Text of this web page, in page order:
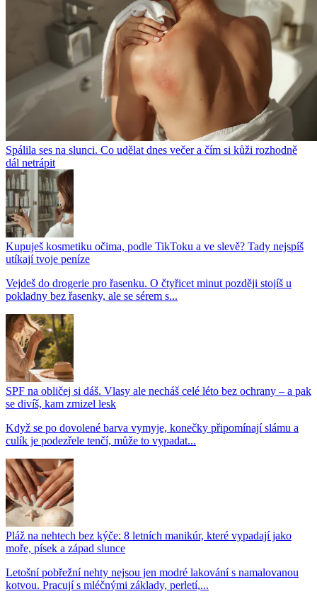
Spálila ses na slunci. Co udělat dnes večer a čím si kůži rozhodně
dál netrápit
Kupuješ kosmetiku očima, podle TikToku a ve slevě? Tady nejspíš
utíkají tvoje peníze
Vejdeš do drogerie pro řasenku. O čtyřicet minut později stojíš u
pokladny bez řasenky, ale se sérem s...
SPF na obličej si dáš. Vlasy ale necháš celé léto bez ochrany – a pak
se divíš, kam zmizel lesk
Když se po dovolené barva vymyje, konečky připomínají slámu a
culík je podezřele tenčí, může to vypadat...
Pláž na nehtech bez kýče: 8 letních manikúr, které vypadají jako
moře, písek a západ slunce
Letošní pobřežní nehty nejsou jen modré lakování s namalovanou
kotvou. Pracují s mléčnými základy, perletí,...